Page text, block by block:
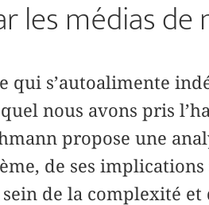
les médias de
qui s’autoalimente
nous avons pris
propose une
de ses implications
de la complexité et